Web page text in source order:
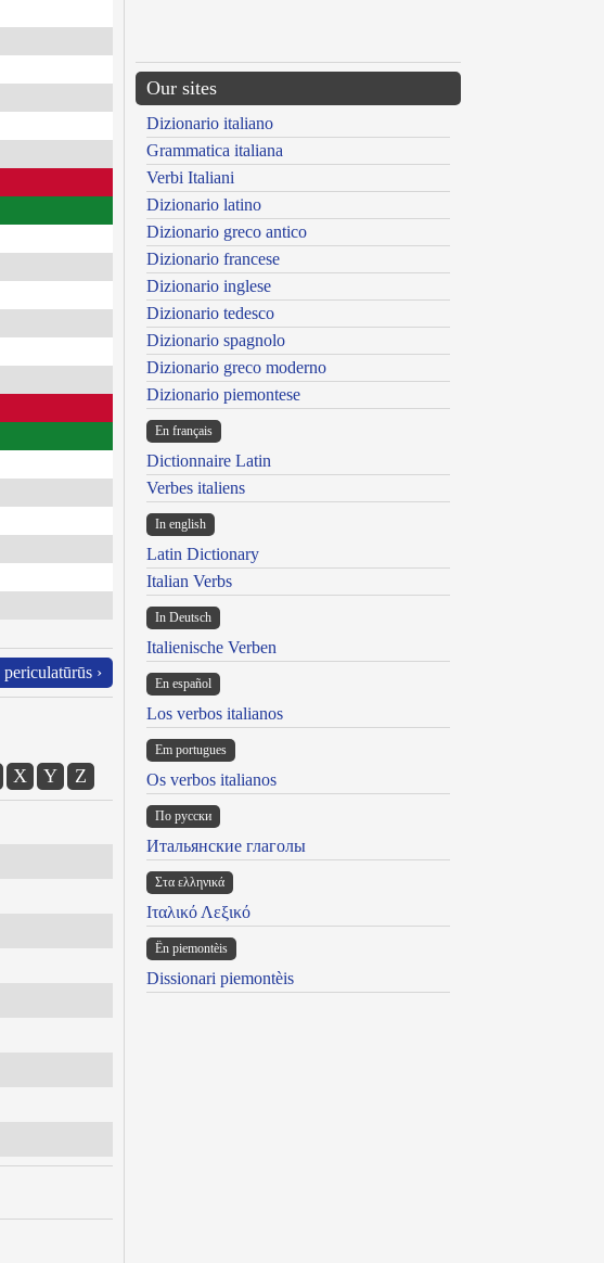
periculatūrūs ›
X Y Z
Our sites
Dizionario italiano
Grammatica italiana
Verbi Italiani
Dizionario latino
Dizionario greco antico
Dizionario francese
Dizionario inglese
Dizionario tedesco
Dizionario spagnolo
Dizionario greco moderno
Dizionario piemontese
En français
Dictionnaire Latin
Verbes italiens
In english
Latin Dictionary
Italian Verbs
In Deutsch
Italienische Verben
En español
Los verbos italianos
Em portugues
Os verbos italianos
По русски
Итальянские глаголы
Στα ελληνικά
Ιταλικό Λεξικό
Ën piemontèis
Dissionari piemontèis